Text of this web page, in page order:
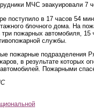
МЧС эвакуировали 7
поступило в 17 часов 54
блочного дома. На
пожарных автомобиля, 15
службы.
пожарные подразделения
в результате которых
Пожарными